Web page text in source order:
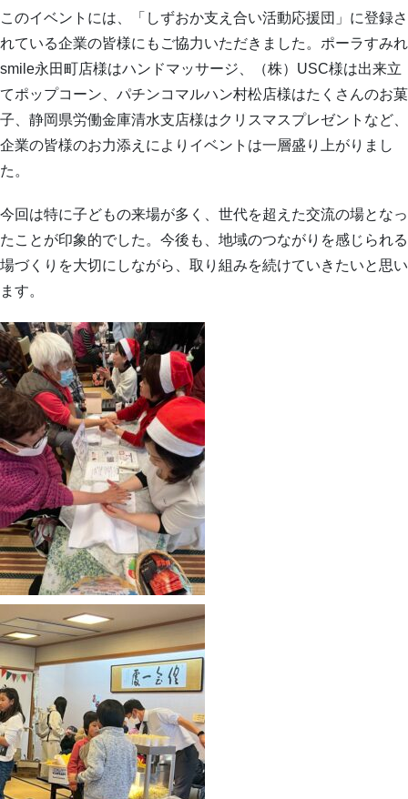
このイベントには、「しずおか支え合い活動応援団」に登録さ
れている企業の皆様にもご協力いただきました。ポーラすみれ
smile永田町店様はハンドマッサージ、（株）USC様は出来立
てポップコーン、パチンコマルハン村松店様はたくさんのお菓
子、静岡県労働金庫清水支店様はクリスマスプレゼントなど、
企業の皆様のお力添えによりイベントは一層盛り上がりまし
た。
今回は特に子どもの来場が多く、世代を超えた交流の場となっ
たことが印象的でした。今後も、地域のつながりを感じられる
場づくりを大切にしながら、取り組みを続けていきたいと思い
ます。